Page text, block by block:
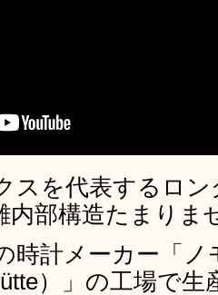
スを代表するロ
内部構造たまりま
時計メーカー「
）」の工場で